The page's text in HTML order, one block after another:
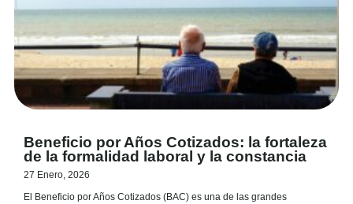
Beneficio por Años Cotizados: la fortaleza
de la formalidad laboral y la constancia
27 Enero, 2026
El Beneficio por Años Cotizados (BAC) es una de las grandes